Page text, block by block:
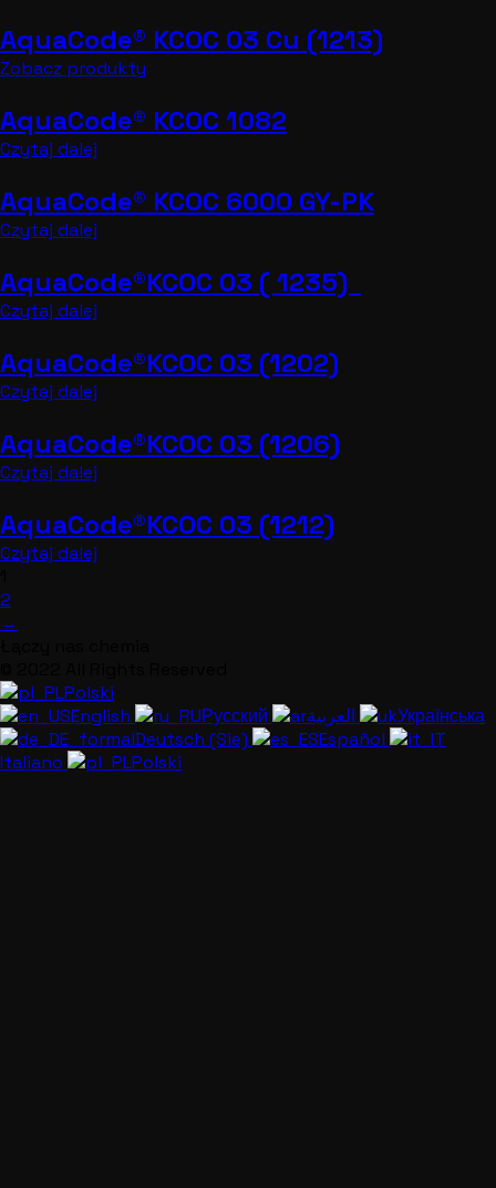
AquaCode® KCOC 03 Cu (1213)
Zobacz produkty
AquaCode® KCOC 1082
Czytaj dalej
AquaCode® KCOC 6000 GY-PK
Czytaj dalej
AquaCode®KCOC 03 ( 1235)
Czytaj dalej
AquaCode®KCOC 03 (1202)
Czytaj dalej
AquaCode®KCOC 03 (1206)
Czytaj dalej
AquaCode®KCOC 03 (1212)
Czytaj dalej
2
→
Polski
English
Русский
Українська
Deutsch (Sie)
Español
Italiano
Polski